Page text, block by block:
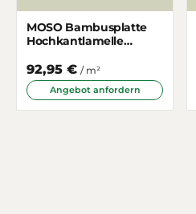
MOSO Bambusplatte
Hochkantlamelle
schichtig
92,95 € / m²
Angebot anfordern